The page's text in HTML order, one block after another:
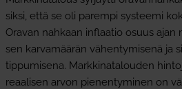
siksi, että se oli parempi systeemi
Oravan nahkaan inflaatio osuus ajan
sen karvamäärän vähentymisenä ja
tippumisena. Markkinatalouden
reaalisen arvon pienentyminen on